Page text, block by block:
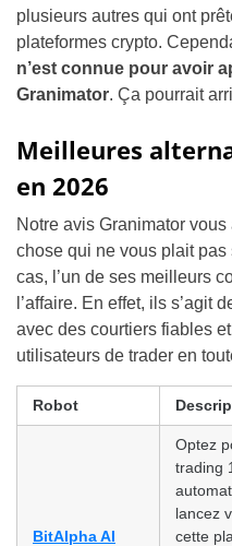
plusieurs autres qui ont
plateformes crypto.
n’est connue pour avoir
Granimator. Ça pourrait
Meilleures
en 2026
Notre avis Granimator
chose qui ne vous plait
cas, l’un de ses meilleurs
l’affaire. En effet, ils s’agit
avec des courtiers fiables
utilisateurs de trader en
Robot
BitAlpha AI
Optez
trading
lancez
cette